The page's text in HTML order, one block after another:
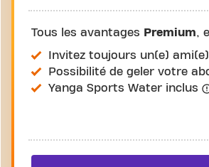
Tous les avantages Premium,
Invitez toujours un(e) ami(e)
Possibilité de geler votre
Yanga Sports Water inclus